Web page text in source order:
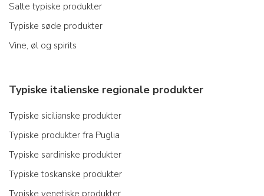
Salte typiske produkter
Typiske søde produkter
Vine, øl og spirits
Typiske italienske regionale produkter
Typiske sicilianske produkter
Typiske produkter fra Puglia
Typiske sardiniske produkter
Typiske toskanske produkter
Typiske venetiske produkter